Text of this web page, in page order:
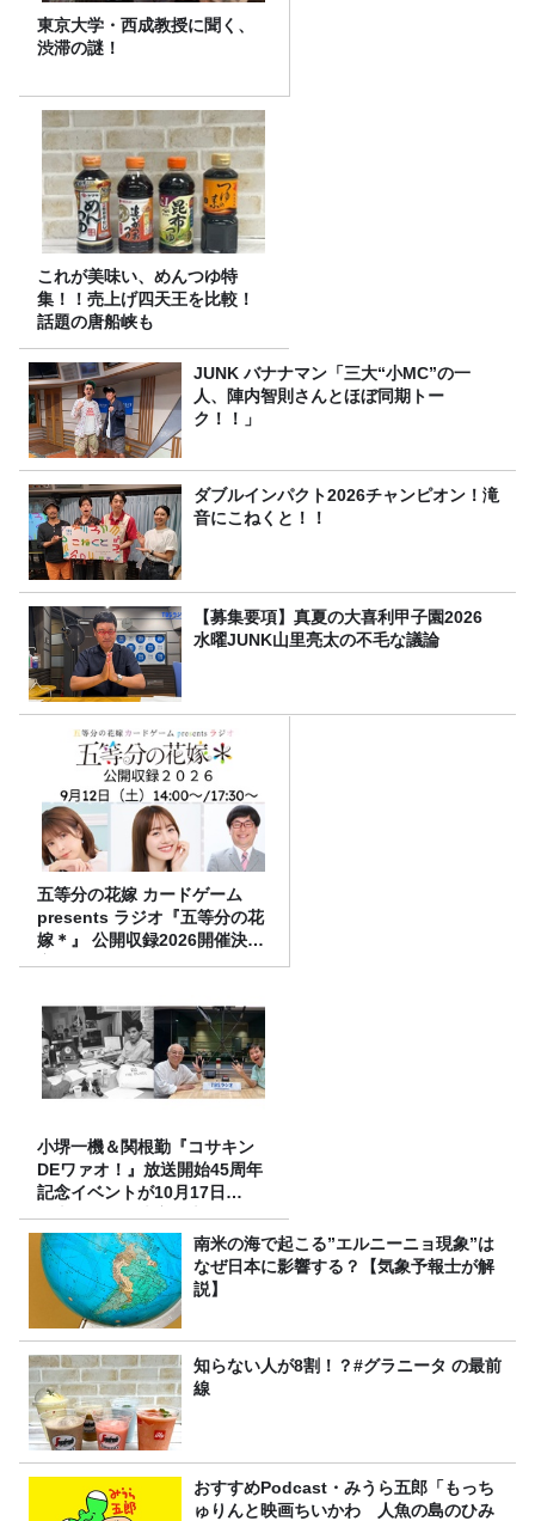
東京大学・西成教授に聞く、
渋滞の謎！
これが美味い、めんつゆ特
集！！売上げ四天王を比較！
話題の唐船峡も
JUNK バナナマン「三大“小MC”の一
人、陣内智則さんとほぼ同期トー
ク！！」
ダブルインパクト2026チャンピオン！滝
音にこねくと！！
【募集要項】真夏の大喜利甲子園2026
水曜JUNK山里亮太の不毛な議論
五等分の花嫁 カードゲーム
presents ラジオ『五等分の花
嫁＊』 公開収録2026開催決
定！
小堺一機＆関根勤『コサキン
DEワァオ！』放送開始45周年
記念イベントが10月17日
（土）に開催決定！本日より
FC先行受付スタート！南米の海で起こる”エルニーニョ現象”は
なぜ日本に影響する？【気象予報士が解
説】
知らない人が8割！？#グラニータ の最前
線
おすすめPodcast・みうら五郎「もっち
ゅりんと映画ちいかわ 人魚の島のひみ